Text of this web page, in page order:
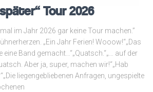
Tour 2026
im Jahr 2026 gar keine Tour machen.”
„Ein Jahr Ferien! Wooow!“„Das
Band gemacht…“„Quatsch.“„… auf der
Aber ja, super, machen wir!“„Hab
liegengebliebenen Anfragen, ungespielte